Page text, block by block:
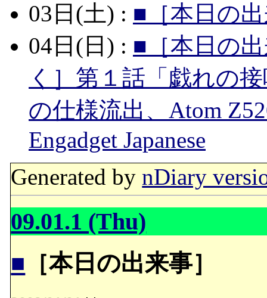
03日(土) : ■［本日の
04日(日) : ■［本日の
く］第１話「戯れの
の仕様流出、Atom
Engadget Japanese
Generated bynDiary
09.01.1 (Thu)
■ ［本日の出来事］